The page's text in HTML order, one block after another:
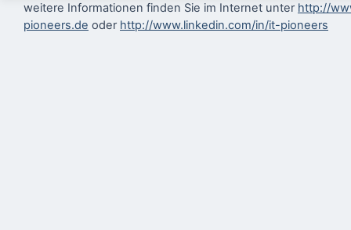
weitere Informationen finden Sie im Internet unter http://
pioneers.de oder http://www.linkedin.com/in/it-pioneers